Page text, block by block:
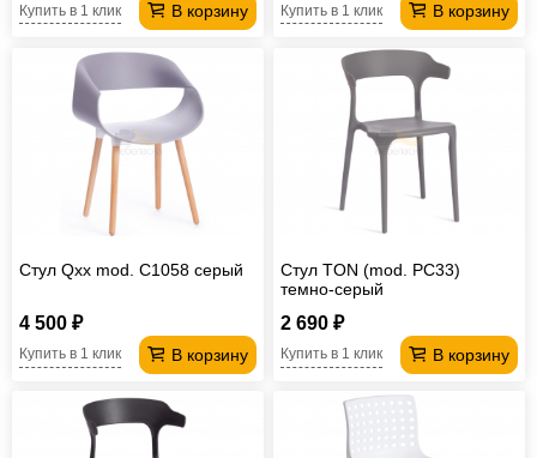
В корзину
Купить в 1 клик В корзину
Купить в 1 клик
Стул Qxx mod. C1058 серый
4 500 ₽
В корзину
Купить в 1 клик
Стул TON (mod. PC33)
темно-серый
2 690 ₽
В корзину
Купить в 1 клик